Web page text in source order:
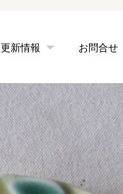
更新情報 お問合せ